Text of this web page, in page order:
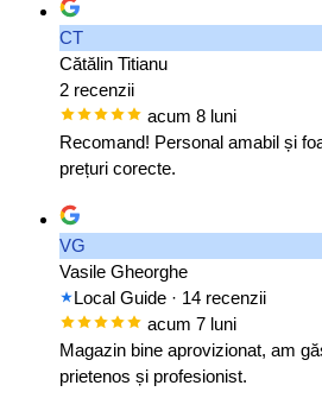
CT
Cătălin Titianu
2 recenzii
acum 8 luni
Recomand! Personal amabil și
prețuri corecte.
VG
Vasile Gheorghe
Local Guide · 14 recenzii
acum 7 luni
Magazin bine aprovizionat, am
prietenos și profesionist.